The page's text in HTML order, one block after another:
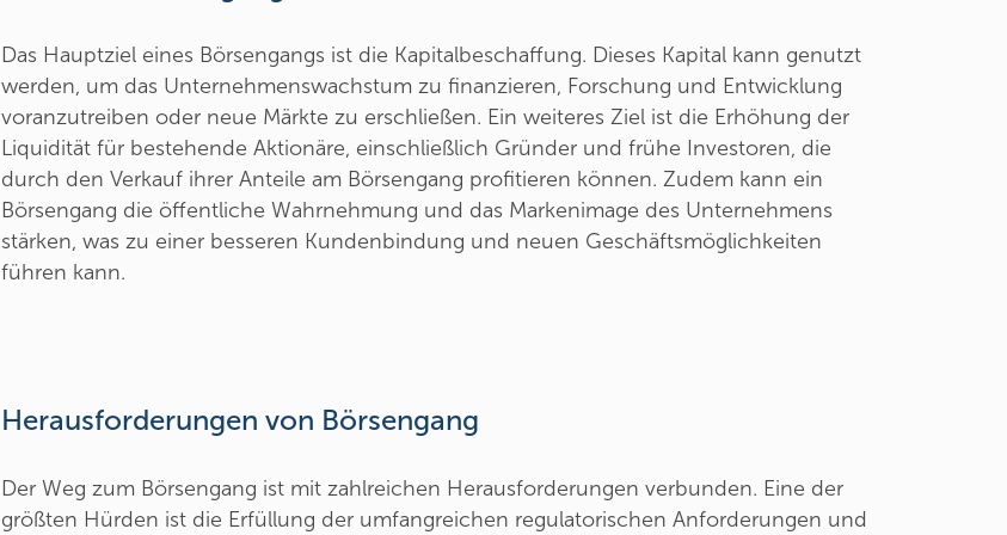
Das Hauptziel eines Börsengangs ist die Kapitalbeschaffung. Dieses Kapital kann genutzt
werden, um das Unternehmenswachstum zu finanzieren, Forschung und Entwicklung
voranzutreiben oder neue Märkte zu erschließen. Ein weiteres Ziel ist die Erhöhung der
Liquidität für bestehende Aktionäre, einschließlich Gründer und frühe Investoren, die
durch den Verkauf ihrer Anteile am Börsengang profitieren können. Zudem kann ein
Börsengang die öffentliche Wahrnehmung und das Markenimage des Unternehmens
stärken, was zu einer besseren Kundenbindung und neuen Geschäftsmöglichkeiten
führen kann.
Herausforderungen von Börsengang
Der Weg zum Börsengang ist mit zahlreichen Herausforderungen verbunden. Eine der
größten Hürden ist die Erfüllung der umfangreichen regulatorischen Anforderungen und